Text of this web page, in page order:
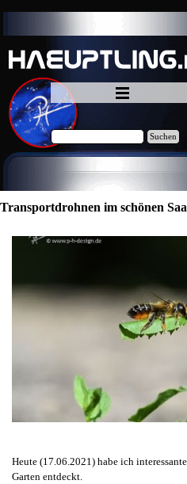
Menü
Suchen
Transportdrohnen im schönen
Heute (17.06.2021) habe ich
Garten entdeckt.